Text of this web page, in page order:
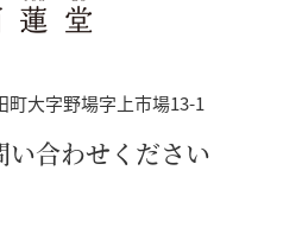
町大字野場字上市場13-1
い合わせください